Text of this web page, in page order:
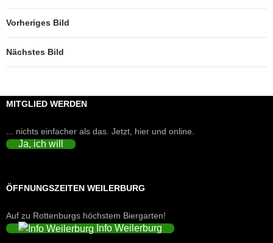
Vorheriges Bild
Nächstes Bild
MITGLIED WERDEN
... nichts einfacher als das. Jetzt, hier und online.
Ja, ich will
ÖFFNUNGSZEITEN WEILERBURG
Auf zu Rottenburgs höchstem Biergarten!
Info Weilerburg